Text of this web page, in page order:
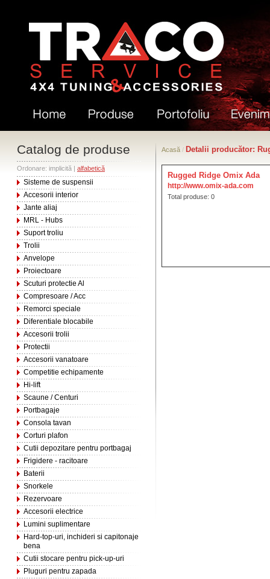
Catalog de produse
Ordonare: implicită | alfabetică
Sisteme de suspensii
Accesorii interior
Jante aliaj
MRL - Hubs
Suport troliu
Trolii
Anvelope
Proiectoare
Scuturi protectie Al
Compresoare / Acc
Remorci speciale
Diferentiale blocabile
Accesorii trolii
Protectii
Accesorii vanatoare
Competitie echipamente
Hi-lift
Scaune / Centuri
Portbagaje
Consola tavan
Corturi plafon
Cutii depozitare pentru portbagaj
Frigidere - racitoare
Baterii
Snorkele
Rezervoare
Accesorii electrice
Lumini suplimentare
Hard-top-uri, inchideri si capitonaje
bena
Cutii stocare pentru pick-up-uri
Pluguri pentru zapada
Acasă / Detalii producător:
Rugged Ridge Omix Ada
http://www.omix-ada.com
Total produse: 0